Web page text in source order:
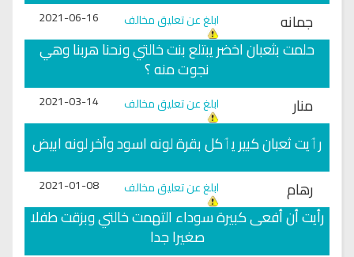
جمانه
ابلغ عن تعليق مخالف 2021-06-16
حلمت بثعبان اخضر يبتلع بنت خالتي ونحنا هربنا وهي
نجوت منه ؟
منار
ابلغ عن تعليق مخالف 2021-03-14
رٲیت ثعبان كبیر یٲكل بقرة لونه اسود وآخر لونه ابیض
رهام
ابلغ عن تعليق مخالف 2021-01-08
رأيت أن أفعى كبيرة سوداء التهمت خالتي وبزقت طفلا
صغيرا جدا